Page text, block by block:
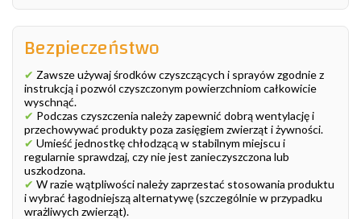
Bezpieczeństwo
✔ Zawsze używaj środków czyszczących i sprayów zgodnie z
instrukcją i pozwól czyszczonym powierzchniom całkowicie
wyschnąć.
✔ Podczas czyszczenia należy zapewnić dobrą wentylację i
przechowywać produkty poza zasięgiem zwierząt i żywności.
✔ Umieść jednostkę chłodzącą w stabilnym miejscu i
regularnie sprawdzaj, czy nie jest zanieczyszczona lub
uszkodzona.
✔ W razie wątpliwości należy zaprzestać stosowania produktu
i wybrać łagodniejszą alternatywę (szczególnie w przypadku
wrażliwych zwierząt).